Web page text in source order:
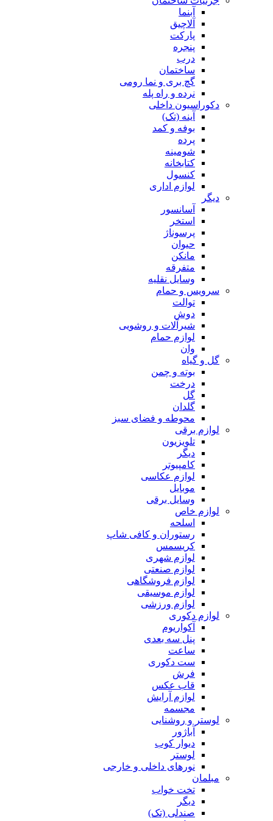
آبنما
آلاچیق
پارکت
پنجره
درب
ساختمان
گچ بری و نما رومی
نرده و راه پله
دکوراسیون داخلی
آینه (تک)
بوفه و کمد
پرده
شومینه
کتابخانه
کنسول
لوازم اداری
دیگر
آسانسور
استخر
پرسوناژ
حیوان
مانکن
متفرقه
وسایل نقلیه
سرویس و حمام
توالت
دوش
شیرآلات و روشویی
لوازم حمام
وان
گل و گیاه
بوته و چمن
درخت
گل
گلدان
محوطه و فضای سبز
لوازم برقی
تلویزیون
دیگر
کامپیوتر
لوازم عکاسی
موبایل
وسایل برقی
لوازم خاص
اسلحه
رستوران و کافی شاپ
کریسمس
لوازم شهری
لوازم صنعتی
لوازم فروشگاهی
لوازم موسیقی
لوازم ورزشی
لوازم دکوری
آکواریوم
پنل سه بعدی
ساعت
ست دکوری
فرش
قاب عکس
لوازم آرایش
مجسمه
لوستر و روشنایی
آباژور
دیوار کوب
لوستر
نورهای داخلی و خارجی
مبلمان
تخت خواب
دیگر
صندلی (تک)